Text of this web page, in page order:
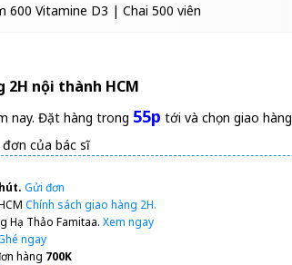
600 Vitamine D3 | Chai 500 viên
nội thành HCM
nay. Đặt hàng trong 55p tới và chọn giao hàng
của bác sĩ
Gửi đơn
Chính sách giao hàng 2H.
Hạ Thảo Famitaa. Xem ngay
ngay
hàng 700K